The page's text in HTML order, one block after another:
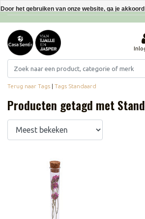
Interieurdecoraties van
Terug naar Tags | Tags Standaard
Producten getagd met
Door het gebruiken van onze website, ga je